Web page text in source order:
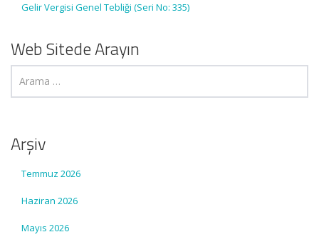
Gelir Vergisi Genel Tebliği (Seri No: 335)
Web Sitede Arayın
Arşiv
Temmuz 2026
Haziran 2026
Mayıs 2026